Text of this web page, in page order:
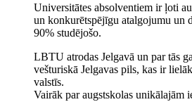
Universitātes absolventiem ir ļoti
un konkurētspējīgu atalgojumu un
90% studējošo.
LBTU atrodas Jelgavā un par tās
vešturiskā Jelgavas pils, kas ir
valstīs.
Vairāk par augstskolas unikālajām